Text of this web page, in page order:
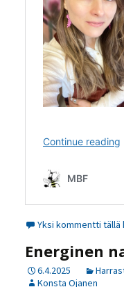
Yksi kommentti tällä
Energinen
6.4.2025
Konsta Ojanen